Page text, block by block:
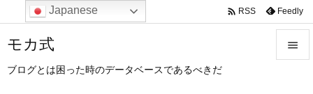
モカ式
ブログとは困った時のデータベースであるべきだ

 RSS Feedly
Japanese